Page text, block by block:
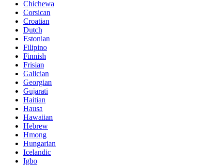
Chichewa
Corsican
Croatian
Dutch
Estonian
Filipino
Finnish
Frisian
Galician
Georgian
Gujarati
Haitian
Hausa
Hawaiian
Hebrew
Hmong
Hungarian
Icelandic
Igbo